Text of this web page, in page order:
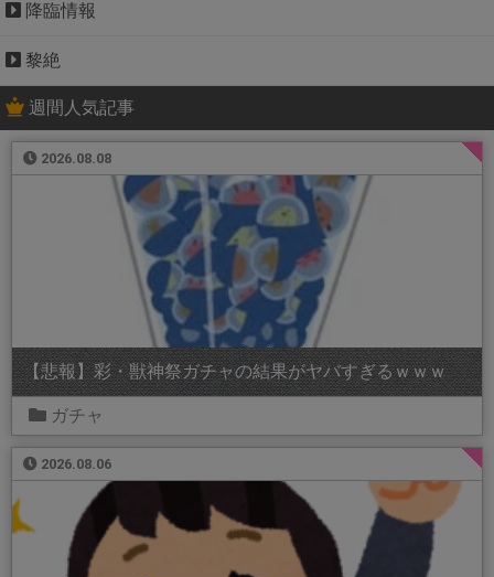
降臨情報
黎絶
週間人気記事
2026.08.08
【悲報】彩・獣神祭ガチャの結果がヤバすぎるｗｗｗ
ガチャ
2026.08.06